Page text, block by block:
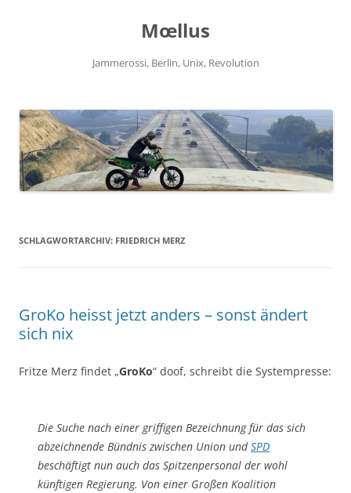
Mœllus
Jammerossi, Berlin, Unix, Revolution
SCHLAGWORTARCHIV: FRIEDRICH MERZ
GroKo heisst jetzt anders – sonst ändert
sich nix
Fritze Merz findet „GroKo“ doof, schreibt die Systempresse:
Die Suche nach einer griffigen Bezeichnung für das sich
abzeichnende Bündnis zwischen Union undSPD
beschäftigt nun auch das Spitzenpersonal der wohl
künftigen Regierung. Von einer Großen Koalition